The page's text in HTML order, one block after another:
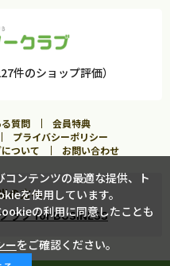
れる
フレームを見る
件のショップ評価）
質問
会員特典
プライバシーポリシー
ついて お問い合わせ
の方へ
ラブ for BUSINESS
ンテンツの最適な提供、ト
を使用しています。
の利用に同意したことも
ーをご確認ください。